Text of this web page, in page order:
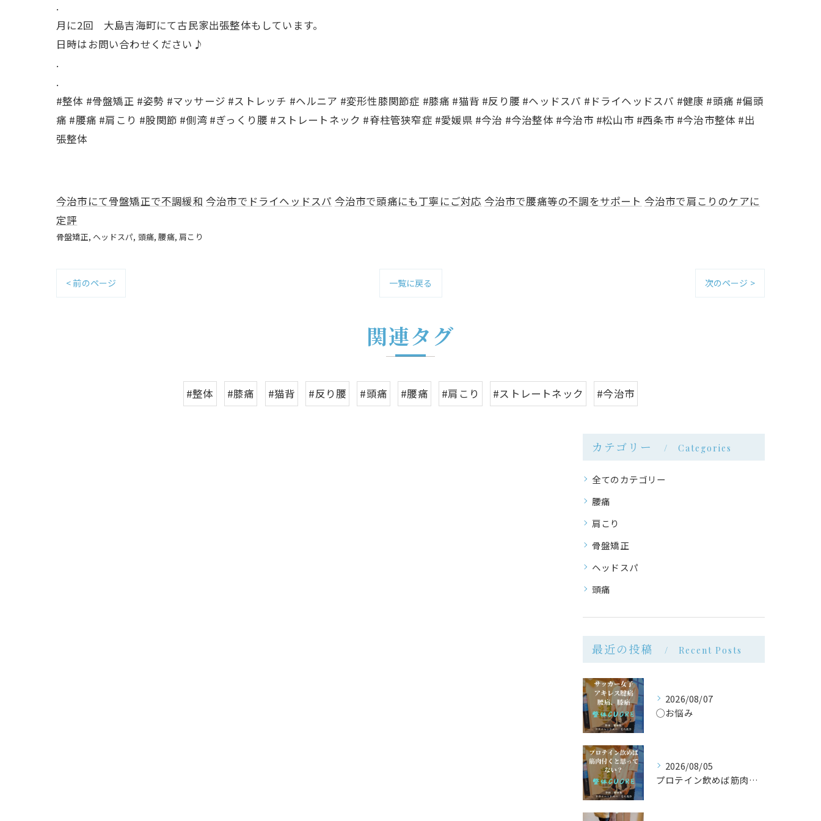
.
月に2回 大島吉海町にて古民家出張整体もしています。
日時はお問い合わせください♪
.
.
#整体 #骨盤矯正 #姿勢 #マッサージ #ストレッチ #ヘルニア #変形性膝関節症 #膝痛 #猫背 #反り腰 #ヘッドスパ #ドライヘッドスパ #健康 #頭痛 #偏頭
痛 #腰痛 #肩こり #股関節 #側湾 #ぎっくり腰 #ストレートネック #脊柱管狭窄症 #愛媛県 #今治 #今治整体 #今治市 #松山市 #西条市 #今治市整体 #出
張整体
今治市にて骨盤矯正で不調緩和 今治市でドライヘッドスパ 今治市で頭痛にも丁寧にご対応 今治市で腰痛等の不調をサポート 今治市で肩こりのケアに
定評
骨盤矯正 ヘッドスパ 頭痛 腰痛 肩こり
< 前のページ 一覧に戻る 次のページ >
関連タグ
#整体 #膝痛 #猫背 #反り腰 #頭痛 #腰痛 #肩こり #ストレートネック #今治市
カテゴリー Categories
全てのカテゴリー
腰痛
肩こり
骨盤矯正
ヘッドスパ
頭痛
最近の投稿 Recent Posts
2026/08/07
◯お悩み
2026/08/05
プロテイン飲めば筋肉付く は大間違い